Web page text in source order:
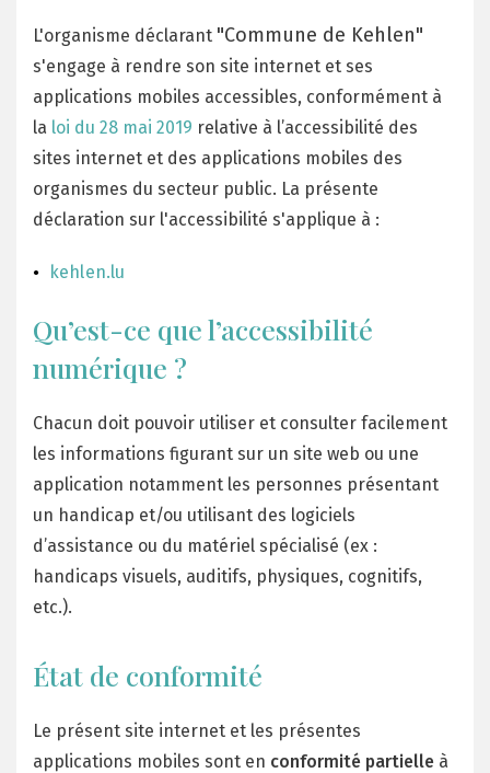
L'organisme déclarant "Commune de Kehlen"
s'engage à rendre son site internet et ses
applications mobiles accessibles, conformément à
la loi du 28 mai 2019 relative à l’accessibilité des
sites internet et des applications mobiles des
organismes du secteur public. La présente
déclaration sur l'accessibilité s'applique à :
kehlen.lu
Qu’est-ce que l’accessibilité
numérique ?
Chacun doit pouvoir utiliser et consulter facilement
les informations figurant sur un site web ou une
application notamment les personnes présentant
un handicap et/ou utilisant des logiciels
d’assistance ou du matériel spécialisé (ex :
handicaps visuels, auditifs, physiques, cognitifs,
etc.).
État de conformité
Le présent site internet et les présentes
applications mobiles sont en conformité partielle à